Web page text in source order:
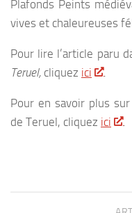
Plafonds Peints
vives et chaleureuses
Pour lire l’article paru
Teruel, cliquez ici .
Pour en savoir plus
de Teruel, cliquez ici .